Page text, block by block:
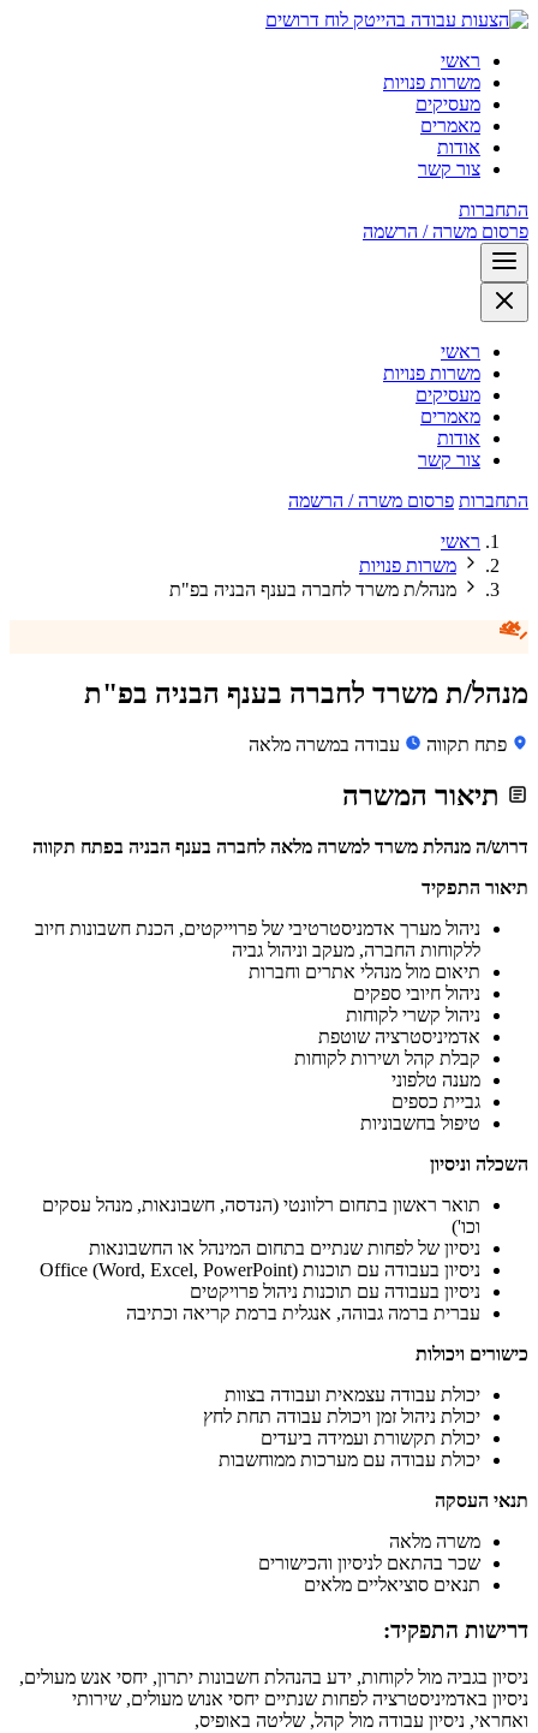
לוח דרושים
ראשי
משרות פנויות
מעסיקים
מאמרים
אודות
צור קשר
התחברות
פרסום משרה / הרשמה
ראשי
משרות פנויות
מעסיקים
מאמרים
אודות
צור קשר
התחברות פרסום משרה / הרשמה
ראשי
משרות פנויות
מנהל/ת משרד לחברה בענף הבניה בפ"ת
מנהל/ת משרד לחברה בענף הבניה בפ"ת
פתח תקווה עבודה במשרה מלאה
תיאור המשרה
דרוש/ה מנהלת משרד למשרה מלאה לחברה בענף הבניה בפתח תקווה
תיאור התפקיד
ניהול מערך אדמניסטרטיבי של פרוייקטים, הכנת חשבונות חיוב
ללקוחות החברה, מעקב וניהול גביה
תיאום מול מנהלי אתרים וחברות
ניהול חיובי ספקים
ניהול קשרי לקוחות
אדמיניסטרציה שוטפת
קבלת קהל ושירות לקוחות
מענה טלפוני
גביית כספים
טיפול בחשבוניות
השכלה וניסיון
תואר ראשון בתחום רלוונטי (הנדסה, חשבונאות, מנהל עסקים
וכו')
ניסיון של לפחות שנתיים בתחום המינהל או החשבונאות
ניסיון בעבודה עם תוכנות Office (Word, Excel, PowerPoint)
ניסיון בעבודה עם תוכנות ניהול פרויקטים
עברית ברמה גבוהה, אנגלית ברמת קריאה וכתיבה
כישורים ויכולות
יכולת עבודה עצמאית ועבודה בצוות
יכולת ניהול זמן ויכולת עבודה תחת לחץ
יכולת תקשורת ועמידה ביעדים
יכולת עבודה עם מערכות ממוחשבות
תנאי העסקה
משרה מלאה
שכר בהתאם לניסיון והכישורים
תנאים סוציאליים מלאים
דרישות התפקיד:
ניסיון בגביה מול לקוחות, ידע בהנהלת חשבונות יתרון, יחסי אנש מעולים,
ניסיון באדמיניסטרציה לפחות שנתיים יחסי אנוש מעולים, שירותי
ואחראי, ניסיון עבודה מול קהל, שליטה באופיס,